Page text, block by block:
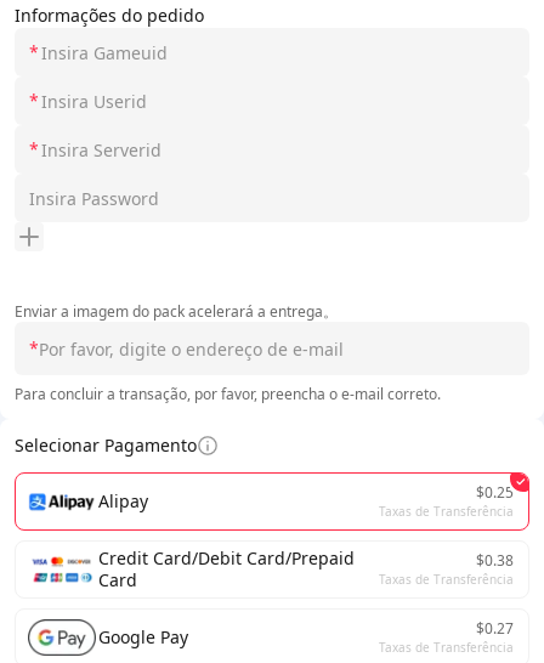
Informações do pedido
*
*
*
Enviar a imagem do pack acelerará a entrega。
*
Para concluir a transação, por favor, preencha o e-mail correto.
Selecionar Pagamento
Alipay $0.25
Taxas de Transferência
Credit Card/Debit Card/Prepaid
Card
$0.38
Taxas de Transferência
Google Pay $0.27
Taxas de Transferência